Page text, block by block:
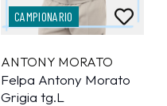
CAMPIONARIO
ANTONY MORATO
Felpa Antony Morato
Grigia tg.L